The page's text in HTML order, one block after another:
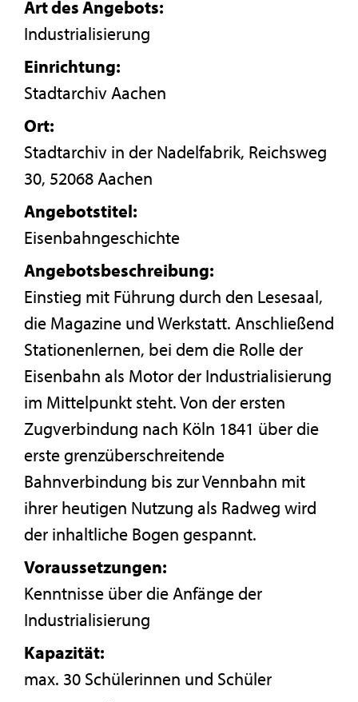
Art des Angebots:
Industrialisierung
Einrichtung:
Stadtarchiv Aachen
Ort:
Stadtarchiv in der Nadelfabrik, Reichsweg
30, 52068 Aachen
Angebotstitel:
Eisenbahngeschichte
Angebotsbeschreibung:
Einstieg mit Führung durch den Lesesaal,
die Magazine und Werkstatt. Anschließend
Stationenlernen, bei dem die Rolle der
Eisenbahn als Motor der Industrialisierung
im Mittelpunkt steht. Von der ersten
Zugverbindung nach Köln 1841 über die
erste grenzüberschreitende
Bahnverbindung bis zur Vennbahn mit
ihrer heutigen Nutzung als Radweg wird
der inhaltliche Bogen gespannt.
Voraussetzungen:
Kenntnisse über die Anfänge der
Industrialisierung
Kapazität:
max. 30 Schülerinnen und Schüler